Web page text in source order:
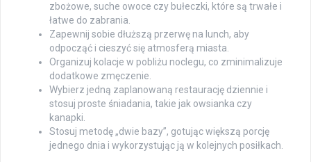
zbożowe, suche owoce czy bułeczki, które są trwałe i
łatwe do zabrania.
Zapewnij sobie dłuższą przerwę na lunch, aby
odpocząć i cieszyć się atmosferą miasta.
Organizuj kolacje w pobliżu noclegu, co zminimalizuje
dodatkowe zmęczenie.
Wybierz jedną zaplanowaną restaurację dziennie i
stosuj proste śniadania, takie jak owsianka czy
kanapki.
Stosuj metodę „dwie bazy”, gotując większą porcję
jednego dnia i wykorzystując ją w kolejnych posiłkach.